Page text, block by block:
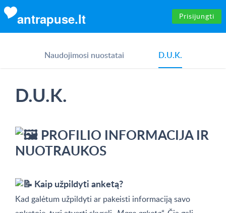
antrapuse.lt Prisijungti
Naudojimosi nuostatai D.U.K.
D.U.K.
PROFILIO INFORMACIJA IR
NUOTRAUKOS
Kaip užpildyti anketą?
Kad galėtum užpildyti ar pakeisti informaciją savo